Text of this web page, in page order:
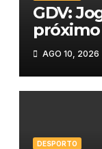
GDV:
AGO 10, 2026
DESPORTO